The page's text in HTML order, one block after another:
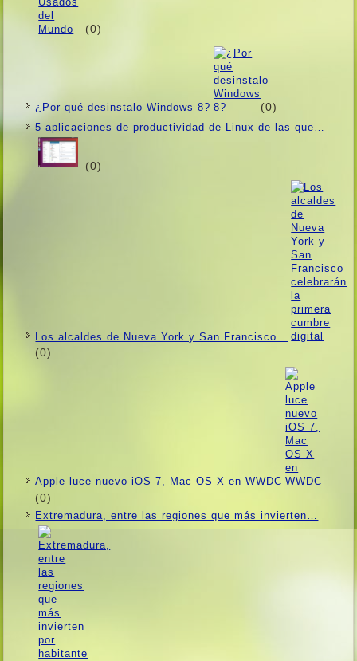
(0)
¿Por qué desinstalo Windows 8? (0)
5 aplicaciones de productividad de Linux de las que…
(0)
Los alcaldes de Nueva York y San Francisco…
(0)
Apple luce nuevo iOS 7, Mac OS X en WWDC
(0)
Extremadura, entre las regiones que más invierten…